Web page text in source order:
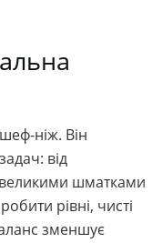
ніж. Він
від
шматками
рівні, чисті
зменшує